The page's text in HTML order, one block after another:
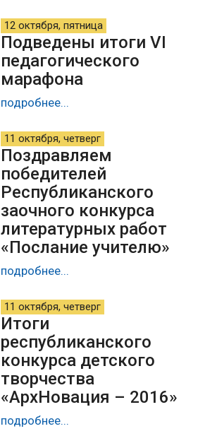
12 октября, пятница
Подведены итоги VI
педагогического
марафона
подробнее...
11 октября, четверг
Поздравляем
победителей
Республиканского
заочного конкурса
литературных работ
«Послание учителю»
подробнее...
11 октября, четверг
Итоги
республиканского
конкурса детского
творчества
«АрхНовация – 2016»
подробнее...